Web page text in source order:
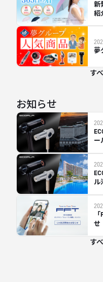
新
紹
夢
す
お知らせ
ー
ル
せ
す